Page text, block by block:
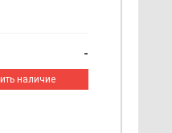
-
наличие